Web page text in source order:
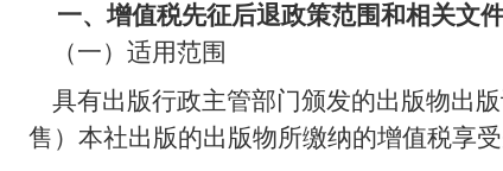
一、增值税先征后退政策范围和相关文
（一）适用范围
具有出版行政主管部门颁发的出版物出
售）本社出版的出版物所缴纳的增值税享受